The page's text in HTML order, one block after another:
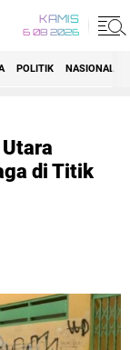
KAMIS
6 08 2026
POLITIK NASIONAL
di Titik